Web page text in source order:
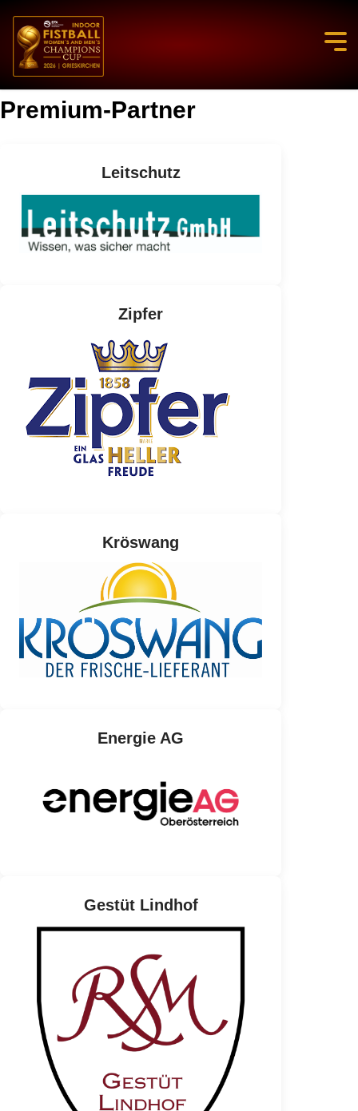
Premium-Partner
Leitschutz
Zipfer
Kröswang
Energie AG
Gestüt Lindhof